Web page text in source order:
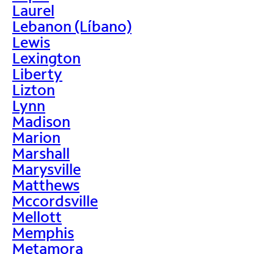
Laurel
Lebanon (Líbano)
Lewis
Lexington
Liberty
Lizton
Lynn
Madison
Marion
Marshall
Marysville
Matthews
Mccordsville
Mellott
Memphis
Metamora